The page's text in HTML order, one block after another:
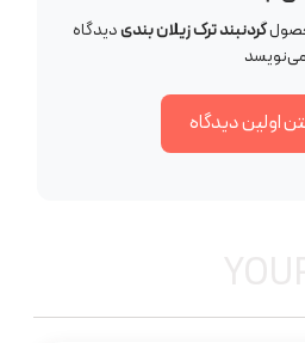
گردنبند ترک زیلان بندیدیدگاه
می‌نویسد
اولین دیدگاه